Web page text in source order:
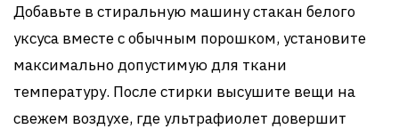
Добавьте в стиральную машину стакан белого
уксуса вместе с обычным порошком, установите
максимально допустимую для ткани
температуру. После стирки высушите вещи на
свежем воздухе, где ультрафиолет довершит